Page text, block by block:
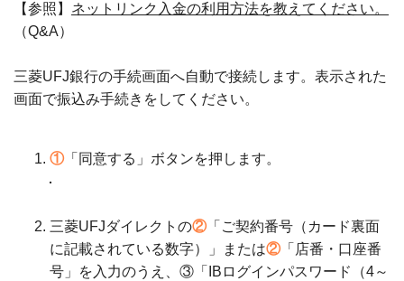
【参照】 ネットリンク入金の利用方法を教えてください。
（Q&A）
三菱UFJ銀行の手続画面へ自動で接続します。表示された
画面で振込み手続きをしてください。
①「同意する」ボタンを押します。
三菱UFJダイレクトの②「ご契約番号（カード裏面
に記載されている数字）」または②「店番・口座番
号」を入力のうえ、③「IBログインパスワード（4～